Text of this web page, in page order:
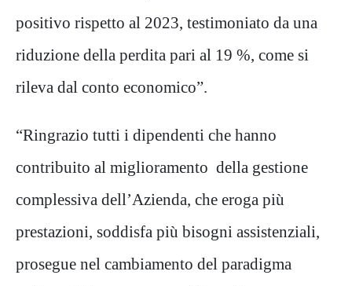
positivo rispetto al 2023, testimoniato da una
riduzione della perdita pari al 19 %, come si
rileva dal conto economico”.
“Ringrazio tutti i dipendenti che hanno
contribuito al miglioramento della gestione
complessiva dell’Azienda, che eroga più
prestazioni, soddisfa più bisogni assistenziali,
prosegue nel cambiamento del paradigma